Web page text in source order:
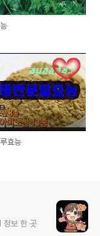
효능
정보 한 곳